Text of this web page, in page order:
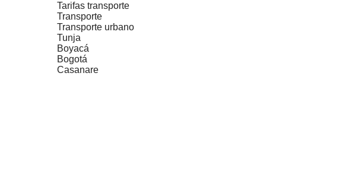
Tarifas transporte
Transporte
Transporte urbano
Tunja
Boyacá
Bogotá
Casanare